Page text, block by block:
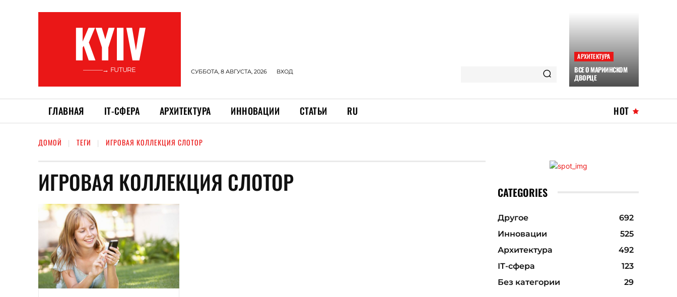
KYIV
———→ FUTURE СУББОТА, 8 АВГУСТА, 2026 ВХОД
АРХИТЕКТУРА
ВСЕ О МАРИИНСКОМ
ДВОРЦЕ
ГЛАВНАЯ ІТ-СФЕРА АРХИТЕКТУРА ИННОВАЦИИ СТАТЬИ RU HOT
ДОМОЙ ТЕГИ ИГРОВАЯ КОЛЛЕКЦИЯ СЛОТОР
ИГРОВАЯ КОЛЛЕКЦИЯ СЛОТОР CATEGORIES
Другое
692
Инновации
525
Архитектура
492
ІТ-сфера
123
Без категории
29